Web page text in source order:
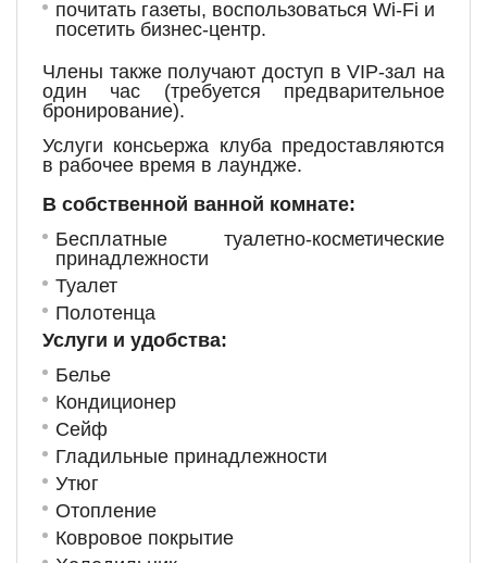
почитать газеты, воспользоваться Wi-Fi и
посетить бизнес-центр.
Члены также получают доступ в VIP-зал на
один час (требуется предварительное
бронирование).
Услуги консьержа клуба предоставляются
в рабочее время в лаундже.
В собственной ванной комнате:
Бесплатные туалетно-косметические
принадлежности
Туалет
Полотенца
Услуги и удобства: ​
Белье
Кондиционер
Сейф
Гладильные принадлежности
Утюг
Отопление
Ковровое покрытие